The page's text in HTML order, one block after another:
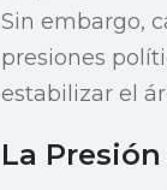
Sin embargo,
presiones
estabilizar el
La